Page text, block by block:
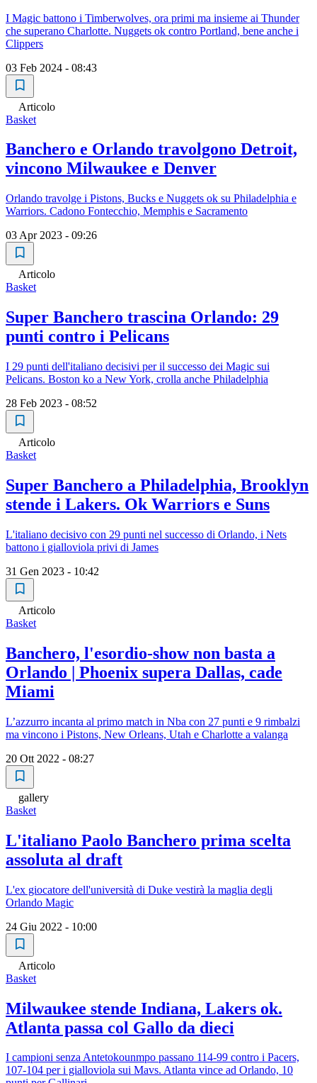
I Magic battono i Timberwolves, ora primi ma insieme ai Thunder
che superano Charlotte. Nuggets ok contro Portland, bene anche i
Clippers
03 Feb 2024 - 08:43
Articolo
Basket
Banchero e Orlando travolgono Detroit,
vincono Milwaukee e Denver
Orlando travolge i Pistons, Bucks e Nuggets ok su Philadelphia e
Warriors. Cadono Fontecchio, Memphis e Sacramento
03 Apr 2023 - 09:26
Articolo
Basket
Super Banchero trascina Orlando: 29
punti contro i Pelicans
I 29 punti dell'italiano decisivi per il successo dei Magic sui
Pelicans. Boston ko a New York, crolla anche Philadelphia
28 Feb 2023 - 08:52
Articolo
Basket
Super Banchero a Philadelphia, Brooklyn
stende i Lakers. Ok Warriors e Suns
L'italiano decisivo con 29 punti nel successo di Orlando, i Nets
battono i gialloviola privi di James
31 Gen 2023 - 10:42
Articolo
Basket
Banchero, l'esordio-show non basta a
Orlando | Phoenix supera Dallas, cade
Miami
L’azzurro incanta al primo match in Nba con 27 punti e 9 rimbalzi
ma vincono i Pistons, New Orleans, Utah e Charlotte a valanga
20 Ott 2022 - 08:27
gallery
Basket
L'italiano Paolo Banchero prima scelta
assoluta al draft
L'ex giocatore dell'università di Duke vestirà la maglia degli
Orlando Magic
24 Giu 2022 - 10:00
Articolo
Basket
Milwaukee stende Indiana, Lakers ok.
Atlanta passa col Gallo da dieci
I campioni senza Antetokounmpo passano 114-99 contro i Pacers,
107-104 per i gialloviola sui Mavs. Atlanta vince ad Orlando, 10